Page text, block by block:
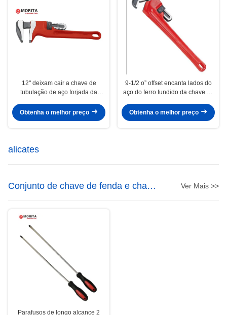
12" deixam cair a chave de
tubulação de aço forjada da
auto liso e desdentado
Obtenha o melhor preço
9-1/2 o” offset encanta lados do
aço do ferro fundido da chave de
Obtenha o melhor preço
alicates
Conjunto de chave de fenda e chave
de fenda
Ver Mais >>
Parafusos de longo alcance 2